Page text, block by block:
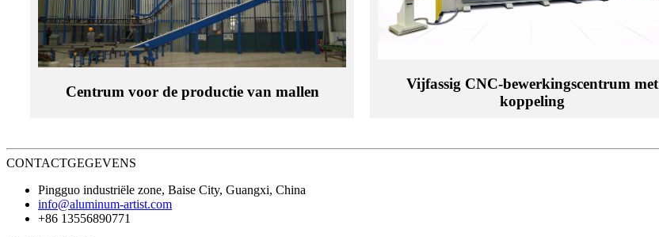
Centrum voor de productie van mallen
Vijfassig CNC-bewerkingscentrum met
koppeling
CONTACTGEGEVENS
Pingguo industriële zone, Baise City, Guangxi, China
info@aluminum-artist.com
+86 13556890771